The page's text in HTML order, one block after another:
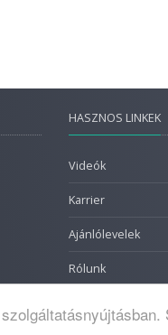
HASZNOS LINKEK
Videók
Karrier
Ajánlólevelek
Rólunk